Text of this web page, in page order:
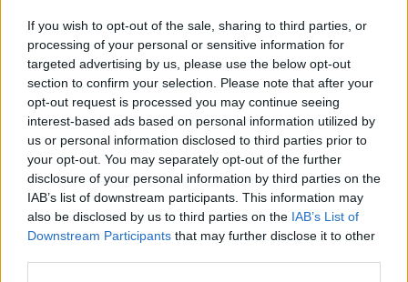
If you wish to opt-out of the sale, sharing to third parties, or
processing of your personal or sensitive information for
targeted advertising by us, please use the below opt-out
section to confirm your selection. Please note that after your
opt-out request is processed you may continue seeing
interest-based ads based on personal information utilized by
us or personal information disclosed to third parties prior to
your opt-out. You may separately opt-out of the further
disclosure of your personal information by third parties on the
IAB’s list of downstream participants. This information may
also be disclosed by us to third parties on the IAB’s List of
Downstream Participants that may further disclose it to other
Harbers a vitán bejelentette, felajánlja
lemondását Vilmos Sándor holland királynak.
Mark Rutte miniszterelnök és a kormányzó
jobboldali liberális Néppárt a Szabadságért
és a Demokráciáért (VVD) párt elnöke a vitát
követően kijelentette, tiszteletben tartja
Harbers döntését, de sajnálja, hogy „a
kabinetnek búcsút kell vennie egy ilyen
tehetséges és elkötelezett liberálistól”.